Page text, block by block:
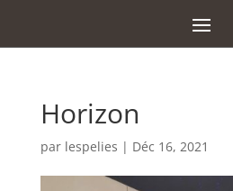
Horizon
par lespelies | Déc 16, 2021